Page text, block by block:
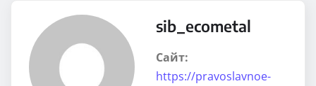
sib_ecometal
Сайт:
https://pravoslavnoe-